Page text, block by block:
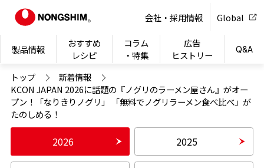
製品情報
おすすめ
レシピ
コラム
・特集
広告
ヒストリー
Q&A
会社・採用情報 Global
トップ
新着情報
KCON JAPAN 2026に話題の『ノグリのラーメン屋さん』がオー
プン！「なりきりノグリ」 「無料でノグリラーメン食べ比べ」が
たのしめる！
2026 2025